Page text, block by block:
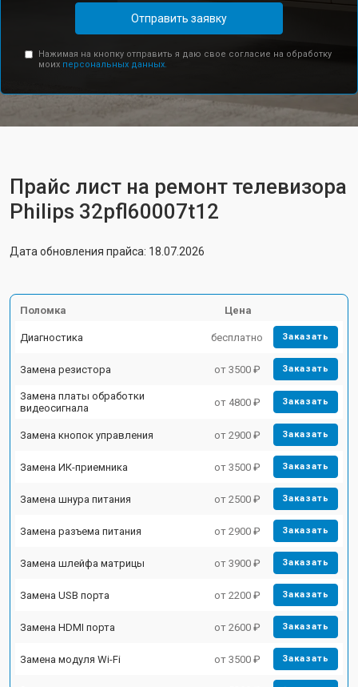
Отправить заявку
Нажимая на кнопку отправить я даю свое согласие на обработку
моих персональных данных.
Прайс лист на ремонт телевизора
Philips 32pfl60007t12
Дата обновления прайса: 18.07.2026
Поломка Цена
Диагностика бесплатно Заказать
Замена резистора от 3500 ₽ Заказать
Замена платы обработки
видеосигнала
от 4800 ₽ Заказать
Замена кнопок управления от 2900 ₽ Заказать
Замена ИК-приемника от 3500 ₽ Заказать
Замена шнура питания от 2500 ₽ Заказать
Замена разъема питания от 2900 ₽ Заказать
Замена шлейфа матрицы от 3900 ₽ Заказать
Замена USB порта от 2200 ₽ Заказать
Замена HDMI порта от 2600 ₽ Заказать
Замена модуля Wi-Fi от 3500 ₽ Заказать